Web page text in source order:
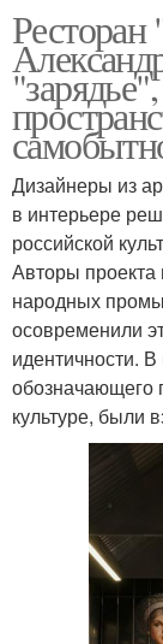
Дизайнеры из
в интерьере
российской
Авторы проекта
народных
осовременили
идентичности. В
обозначающего
культуре, были